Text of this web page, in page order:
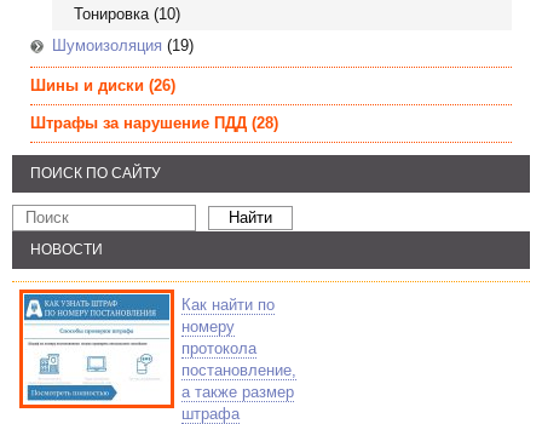
Тонировка(10)
Шумоизоляция (19)
Шины и диски (26)
Штрафы за нарушение ПДД (28)
ПОИСК ПО САЙТУ
НОВОСТИ
Как найти по
номеру
протокола
постановление,
а также размер
штрафа